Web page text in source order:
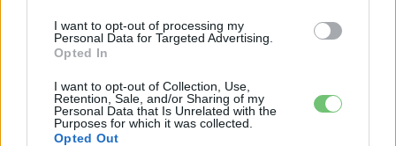
I want to opt-out of processing my
Personal Data for Targeted Advertising.
Opted In
I want to opt-out of Collection, Use,
Retention, Sale, and/or Sharing of my
Personal Data that Is Unrelated with the
Purposes for which it was collected.
Opted Out